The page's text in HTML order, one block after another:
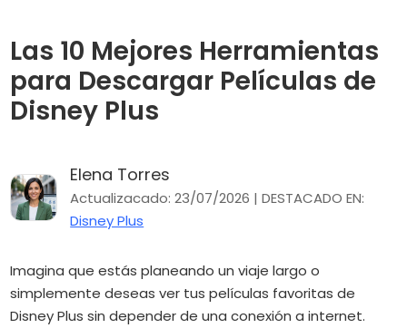
Soporte
Tutoriales
Languages
Las 10 Mejores Herramientas
para Descargar Películas de
Disney Plus
Elena Torres
Actualizacado: 23/07/2026 | DESTACADO EN:
Disney Plus
Imagina que estás planeando un viaje largo o
simplemente deseas ver tus películas favoritas de
Disney Plus sin depender de una conexión a internet.